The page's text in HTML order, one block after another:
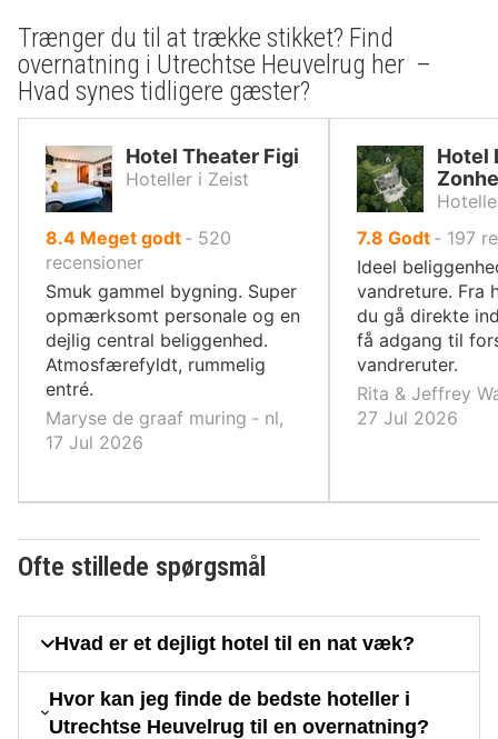
Trænger du til at trække stikket? Find
overnatning i Utrechtse Heuvelrug her –
Hvad synes tidligere gæster?
Hotel Theater Figi
Hoteller i Zeist
8.4ud
af
10,
Meget godt ‐ 520
recensioner
Smuk gammel bygning. Super
opmærksomt personale og en
dejlig central beliggenhed.
Atmosfærefyldt, rummelig
entré.
Maryse de graaf muring ‐ nl,
17 Jul 2026
Hotel
7.8 ud
af
10,
Godt ‐ 197
Ideel
vandreture. Fra
du gå direkte
få adgang til
vandreruter.
Rita & Jeffrey
27 Jul 2026
Ofte stillede spørgsmål
Hvad er et dejligt hotel til en nat væk?
Hvor kan jeg finde de bedste hoteller i
Utrechtse Heuvelrug til en overnatning?